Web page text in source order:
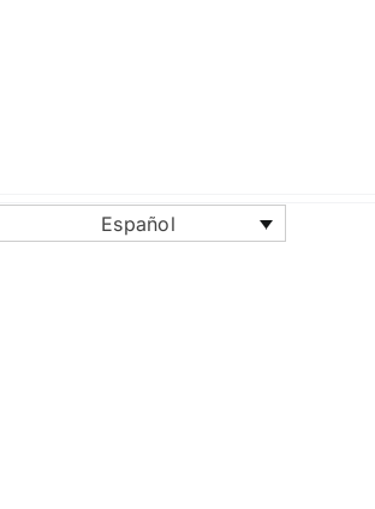
Español